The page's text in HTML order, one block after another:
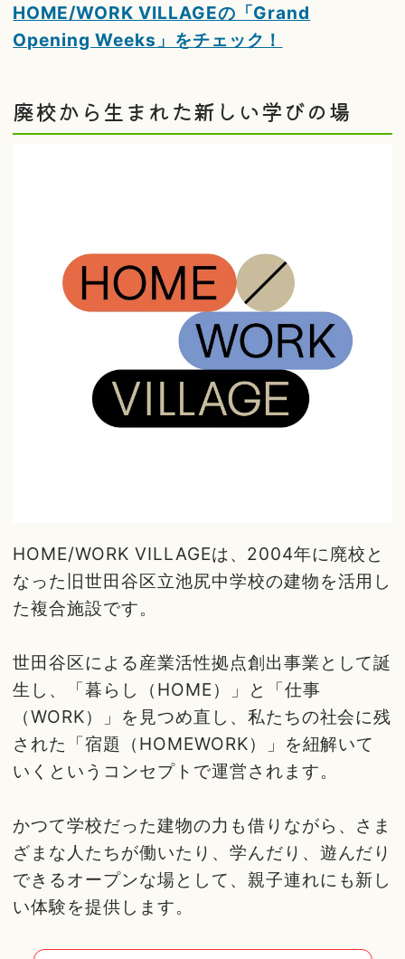
HOME/WORK VILLAGEの「Grand
Opening Weeks」をチェック！
廃校から生まれた新しい学びの場
HOME/WORK VILLAGEは、2004年に廃校と
なった旧世田谷区立池尻中学校の建物を活用し
た複合施設です。
世田谷区による産業活性拠点創出事業として誕
生し、「暮らし（HOME）」と「仕事
（WORK）」を見つめ直し、私たちの社会に残
された「宿題（HOMEWORK）」を紐解いて
いくというコンセプトで運営されます。
かつて学校だった建物の力も借りながら、さま
ざまな人たちが働いたり、学んだり、遊んだり
できるオープンな場として、親子連れにも新し
い体験を提供します。